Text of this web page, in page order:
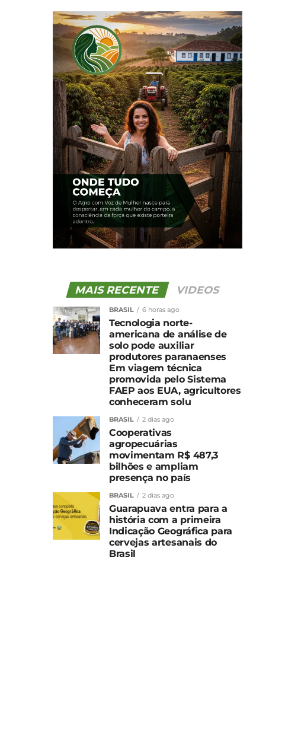
MAIS RECENTE VIDEOS
BRASIL 6 horas ago
Tecnologia norte-
americana de análise de
solo pode auxiliar
produtores paranaenses
Em viagem técnica
promovida pelo Sistema
FAEP aos EUA, agricultores
conheceram solu
BRASIL 2 dias ago
Cooperativas
agropecuárias
movimentam R$ 487,3
bilhões e ampliam
presença no país
BRASIL 2 dias ago
Guarapuava entra para a
história com a primeira
Indicação Geográfica para
cervejas artesanais do
Brasil